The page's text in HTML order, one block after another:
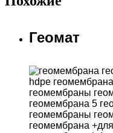
Геомат